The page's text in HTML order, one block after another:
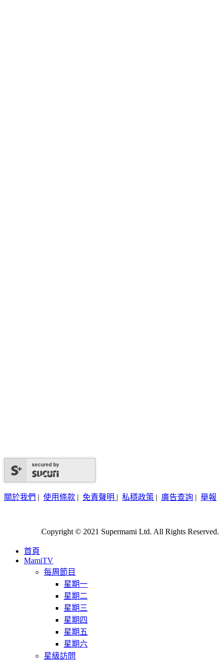
secured by
關於我們 | 使用條款 | 免責聲明 | 私穩政策 | 廣告查詢 | 舉報
Copyright © 2021 Supermami Ltd. All Rights Reserved.
首頁
MamiTV
每周節目
星期一
星期二
星期三
星期四
星期五
星期六
星級訪問